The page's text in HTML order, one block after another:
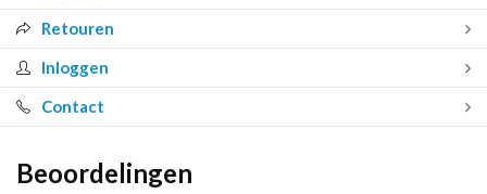
Retouren
Inloggen
Contact
Beoordelingen